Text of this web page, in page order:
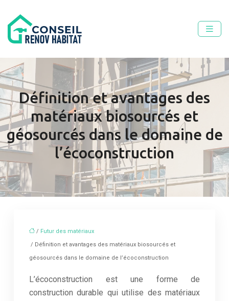
Définition et avantages des
matériaux biosourcés et
géosourcés dans le domaine de
l’écoconstruction
/ Futur des matériaux
/ Définition et avantages des matériaux biosourcés et
géosourcés dans le domaine de l’écoconstruction
L’écoconstruction est une forme de
construction durable qui utilise des matériaux